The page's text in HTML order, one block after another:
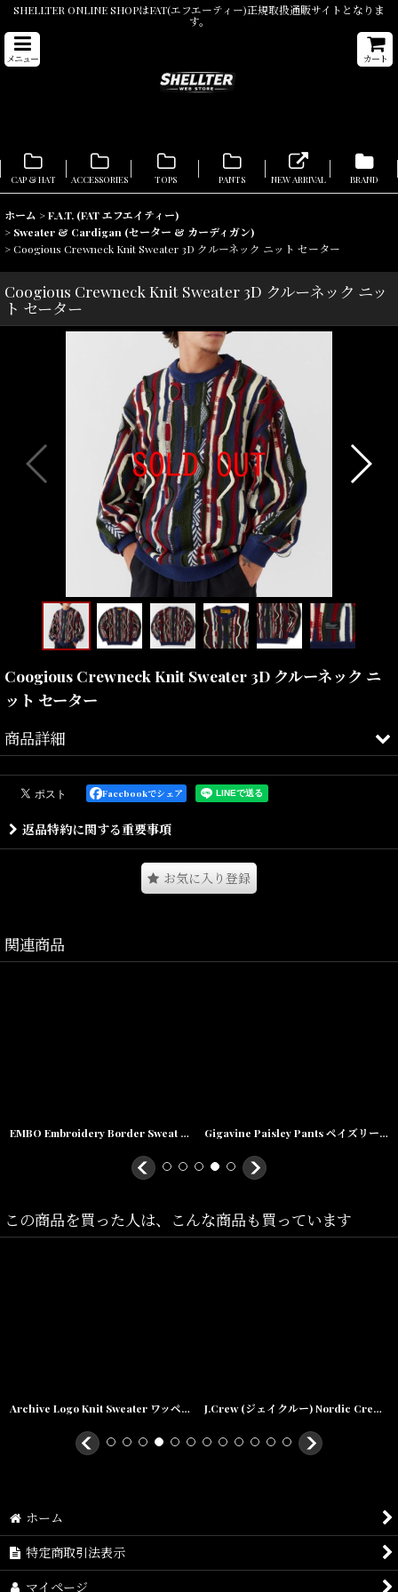
SHELLTER ONLINE SHOPはFAT(エフエーティー)正規取扱通販サイトとなりま
す。
メニュー カート
CAP & HAT ACCESSORIES TOPS PANTS NEW ARRIVAL BRAND
ホーム >F.A.T. (FAT エフエイティー)
> Sweater & Cardigan (セーター & カーディガン)
>Coogious Crewneck Knit Sweater 3D クルーネック ニット セーター
Coogious Crewneck Knit Sweater 3D クルーネック ニッ
ト セーター
Coogious Crewneck Knit Sweater 3D クルーネック ニ
ット セーター
商品詳細
複雑な編み方による立体構造と、絶妙なカラーヤーンの組み合わせ
によりカジュアルながらも
上品な雰囲気の仕上がりが印象的なクルーネックニットとなりま
程よい肉感の着心地の良さはもちろんのこと、
Skinny(着丈:70.5cm,身幅:63cm,肩幅:56cm,袖丈:56.5cm)
Fat(着丈:73.5cm,身幅:66cm,肩幅:59cm,袖丈:59cm)
Facebookでシェア
返品特約に関する重要事項
お気に入り登録
関連商品
EMBO Embroidery Border Sweat Hoodie Parka 刺繍 ロゴ ボーダー スウェット フーディー パーカー Gigavine Paisley Pants ペイズリー ワイド パンツ
この商品を買った人は、こんな商品も買っています
Archive Logo Knit Sweater ワッペン クルーネック コットン ニット セーター J.Crew (ジェイクルー) Nordic Crew Neck Sweater Knit クルーネック ニット セーター
ホーム
特定商取引法表示
マイページ